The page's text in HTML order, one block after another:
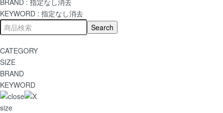
KEYWORD : 指定なし消去
CATEGORY
SIZE
BRAND
KEYWORD
size